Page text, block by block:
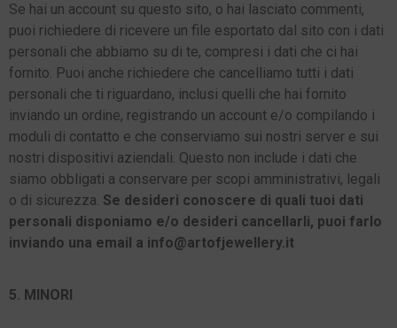
Se hai un account su questo sito, o hai lasciato commenti,
puoi richiedere di ricevere un file esportato dal sito con i dati
personali che abbiamo su di te, compresi i dati che ci hai
fornito. Puoi anche richiedere che cancelliamo tutti i dati
personali che ti riguardano, inclusi quelli che hai fornito
inviando un ordine, registrando un account e/o compilando i
moduli di contatto e che conserviamo sui nostri server e sui
nostri dispositivi aziendali. Questo non include i dati che
siamo obbligati a conservare per scopi amministrativi, legali
o di sicurezza. Se desideri conoscere di quali tuoi dati
personali disponiamo e/o desideri cancellarli, puoi farlo
inviando una email a info@artofjewellery.it
5. MINORI